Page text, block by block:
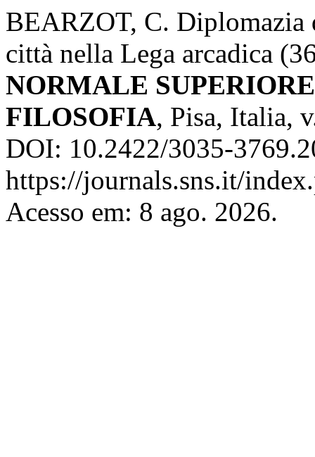
BEARZOT, C. Diplomazia
città nella Lega arcadica
NORMALE
FILOSOFIA, Pisa, Italia,
DOI: 10.2422/3035-
https://journals.sns.it/
Acesso em: 8 ago. 2026.